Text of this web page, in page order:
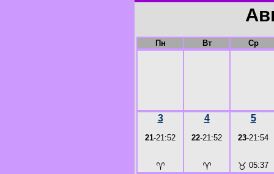
Пн Вт Ср
3
21-21:52
♈
4
22-21:52
♈
5
23-21:54
♉ 05:37